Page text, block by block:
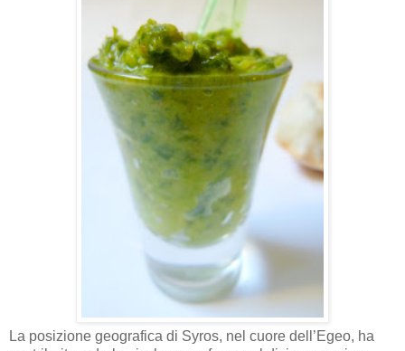
La posizione geografica di Syros, nel cuore dell’Egeo, ha